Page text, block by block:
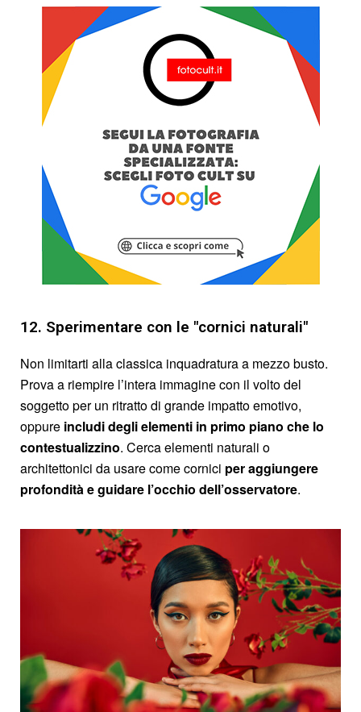
12. Sperimentare con le "cornici naturali"
Non limitarti alla classica inquadratura a mezzo busto.
Prova a riempire l’intera immagine con il volto del
soggetto per un ritratto di grande impatto emotivo,
oppure includi degli elementi in primo piano che lo
contestualizzino. Cerca elementi naturali o
architettonici da usare come cornici per aggiungere
profondità e guidare l’occhio dell’osservatore.